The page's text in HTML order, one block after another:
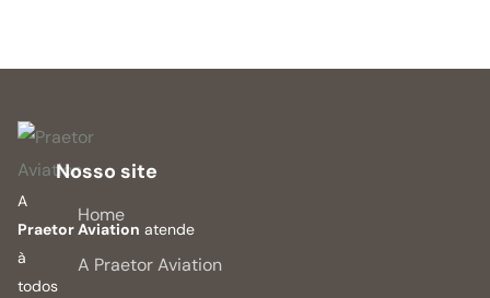
A
Praetor Aviation atende
à
todos
Nosso site
Home
A Praetor Aviation